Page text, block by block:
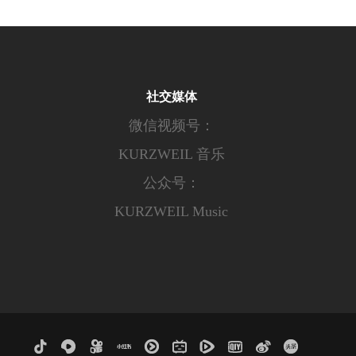
社交媒体
微信视频号：
KURZWEIL 音乐
公众号：
KURZWEIL Music